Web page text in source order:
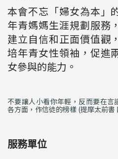
本會不忘「婦女為本」
年青媽媽生涯規劃服務
建立自信和正面價值觀
培年青女性領袖，促進
女參與的能力。
不要讓人小看你年輕，反而要在
各方面，作信徒的榜樣 (提摩太前書
服務單位